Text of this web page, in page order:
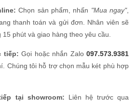
Chọn sản phẩm, nhấn "Mua ngay",
thanh toán và gửi đơn. Nhân viên sẽ
phút và giao hàng theo yêu cầu.
tiếp: Gọi hoặc nhắn Zalo097.573.9381
Chúng tôi hỗ trợ chọn mẫu két phù hợp
tại showroom: Liên hệ trước qua